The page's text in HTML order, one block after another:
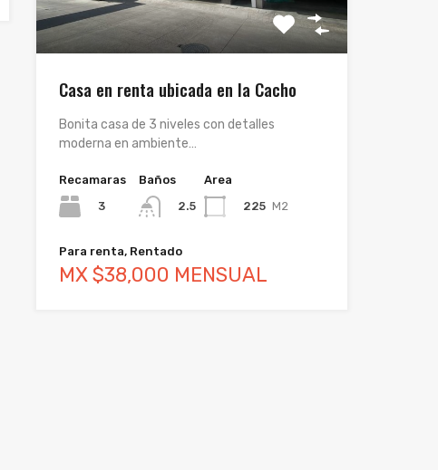
Casa en renta ubicada en la Cacho
Bonita casa de 3 niveles con detalles
moderna en ambiente…
Recamaras
3
Baños
2.5
Area
225 M2
Para renta, Rentado
MX $38,000 MENSUAL